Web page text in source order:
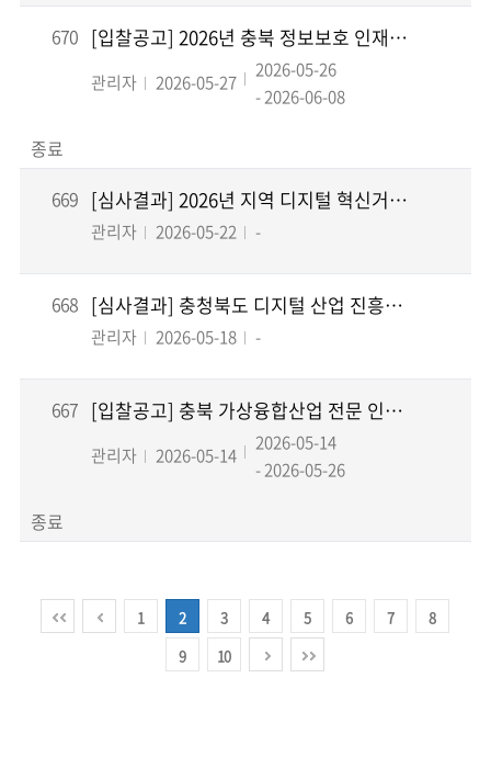
670
[입찰공고] 2026년 충북 정보보호 인재양성 교육 용역
관리자 2026-05-27
2026-05-26
- 2026-06-08
종료
669
[심사결과] 2026년 지역 디지털 혁신거점 조성지원 사업 디지털 기업 창업·투자 및 글로...
관리자 2026-05-22 -
668 [심사결과] 충청북도 디지털 산업 진흥전략 및 실행계획 수립 용역
관리자 2026-05-18 -
667 [입찰공고] 충북 가상융합산업 전문 인력 양성 교육(재공고)
관리자 2026-05-14
2026-05-14
- 2026-05-26
종료
1 2 3 4 5 6 7
8
9
10